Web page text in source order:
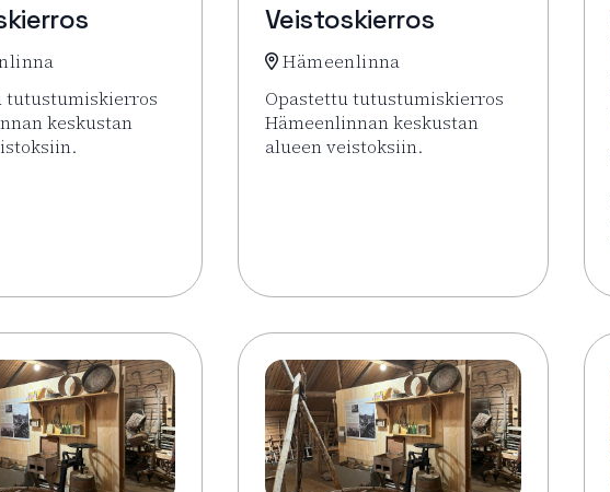
tutustumiskierros
keskustan
Veistoskierros
Hämeenlinna
Opastettu tutustumiskierros
Hämeenlinnan keskustan
alueen veistoksiin.